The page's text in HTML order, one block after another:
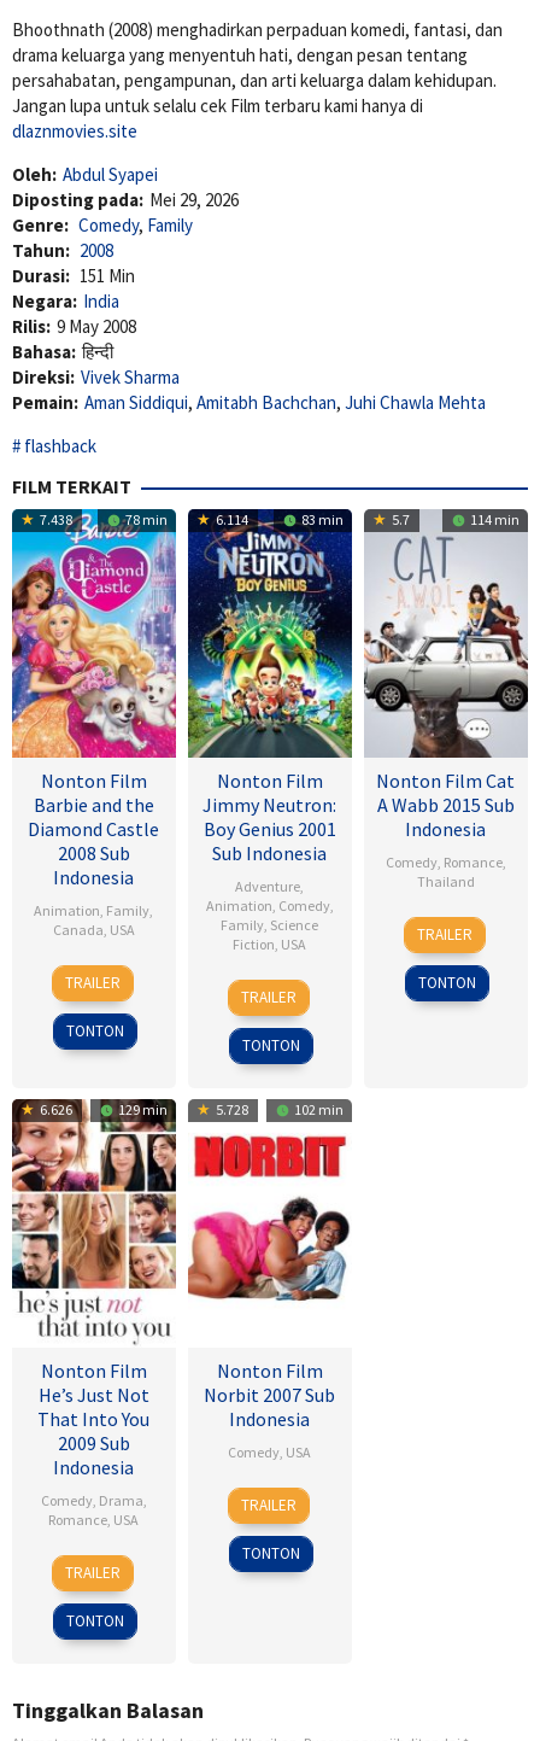
Bhoothnath (2008) menghadirkan perpaduan komedi, fantasi, dan
drama keluarga yang menyentuh hati, dengan pesan tentang
persahabatan, pengampunan, dan arti keluarga dalam kehidupan.
Jangan lupa untuk selalu cek Film terbaru kami hanya di
dlaznmovies.site
Oleh: Abdul Syapei
Diposting pada: Mei 29, 2026
Genre: Comedy, Family
Tahun: 2008
Durasi: 151 Min
Negara: India
Rilis: 9 May 2008
Bahasa: हिन्दी
Direksi: Vivek Sharma
Pemain: Aman Siddiqui, Amitabh Bachchan, Juhi Chawla Mehta
flashback
FILM TERKAIT
7.438 78 min
Nonton Film
Barbie and the
Diamond Castle
2008 Sub
Indonesia
Animation, Family,
Canada, USA
3
Sep
2008
Gino
Nichele
TRAILER
TONTON
6.114 83 min
Nonton Film
Jimmy Neutron:
Boy Genius 2001
Sub Indonesia
Adventure,
Animation, Comedy,
Family, Science
Fiction, USA
14
Dec
2001
John
A.
Davis
TRAILER
TONTON
5.7 114 min
Nonton Film Cat
A Wabb 2015 Sub
Indonesia
Comedy, Romance,
Thailand
4
Mar
2015
Nareubadee
Wetchakam
TRAILER
TONTON
6.626 129 min
Nonton Film
He’s Just Not
That Into You
2009 Sub
Indonesia
Comedy, Drama,
Romance, USA
6
Feb
2009
Ken
Kwapis
TRAILER
TONTON
5.728 102 min
Nonton Film
Norbit 2007 Sub
Indonesia
Comedy, USA
8
Feb
2007
Brian
Robbins
TRAILER
TONTON
Tinggalkan Balasan